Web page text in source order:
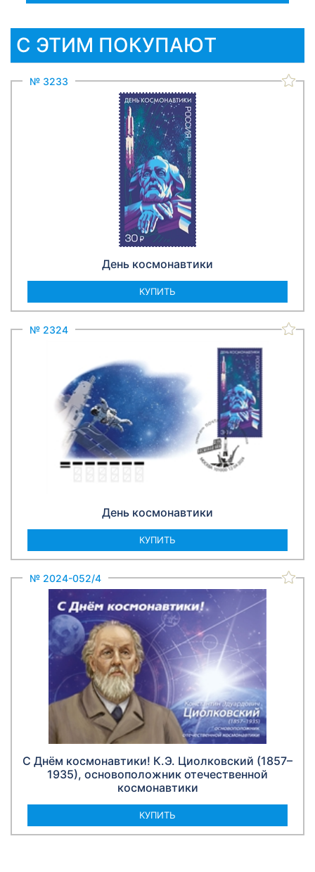
С ЭТИМ ПОКУПАЮТ
№ 3233
День космонавтики
КУПИТЬ
№ 2324
День космонавтики
КУПИТЬ
№ 2024-052/4
С Днём космонавтики! К.Э. Циолковский (1857–
1935), основоположник отечественной
космонавтики
КУПИТЬ